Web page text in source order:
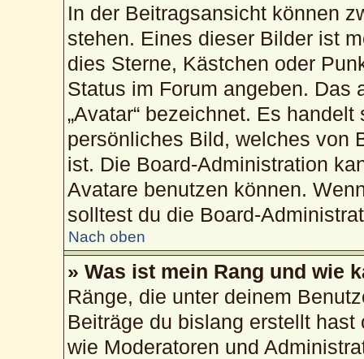
In der Beitragsansicht können
stehen. Eines dieser Bilder ist
dies Sterne, Kästchen oder
Status im Forum angeben. Das
„Avatar“ bezeichnet. Es
persönliches Bild, welches von
ist. Die Board-Administration
Avatare benutzen können.
solltest du die Board-
Nach oben
» Was ist mein Rang und wie
Ränge, die unter deinem
Beiträge du bislang erstellt
wie Moderatoren und